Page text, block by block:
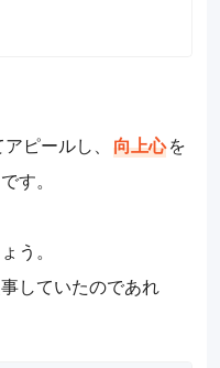
ピールし、 向上心を
す。
う。
していたのであれ